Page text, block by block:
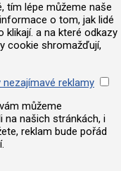
tím lépe můžeme naše
o tom, jak lidé
klikají. a na které odkazy
cookie shromažďují,
reklamy
můžeme
na našich stránkách, i
reklam bude pořád